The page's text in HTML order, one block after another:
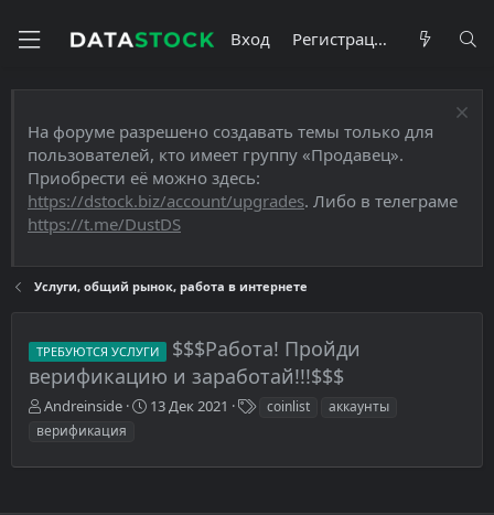
Вход Регистрация
На форуме разрешено создавать темы только для
пользователей, кто имеет группу «Продавец».
Приобрести её можно здесь:
https://dstock.biz/account/upgrades. Либо в телеграме
https://t.me/DustDS
Услуги, общий рынок, работа в интернете
ТРЕБУЮТСЯ УСЛУГИ
$$$Работа! Пройди
верификацию и заработай!!!$$$
А
в
о
Andreinside
Д
а
13 Дек 2021
и
coinlist
аккаунты
верификация